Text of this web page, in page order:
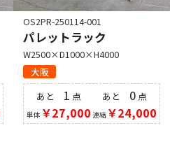
OS2PR-250114-001
パレットラック
W2500×D1000×H4000
大阪
あと 1 点
単体 ￥27,000
あと 0点
連結￥24,000